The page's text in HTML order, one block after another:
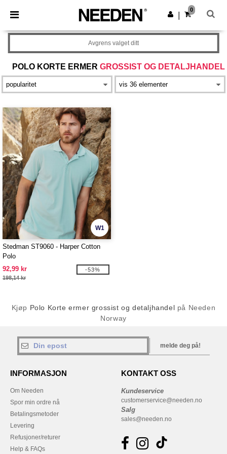
× Needen-app
Bedre priser i appen!
Last ned app
0
POLO KORTE ERMER GROSSIST OG DETALJHANDEL
Avgrens valget ditt
W1
Stedman ST9060 - Harper Cotton
Polo
92,99 kr
198,14 kr
-53%
Kjøp Polo Korte ermer grossist og detaljhandel på Needen
Norway
melde deg på!
INFORMASJON
Om Needen
Spor min ordre nå
Betalingsmetoder
Levering
Refusjoner/returer
Help & FAQs
KONTAKT OSS
Kundeservice
customerservice@needen.no
Salg
sales@needen.no